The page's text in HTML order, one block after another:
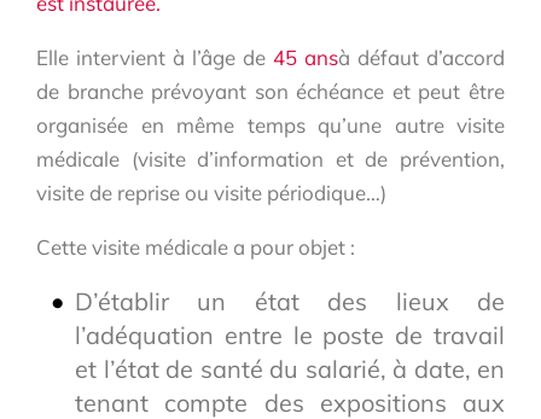
Elle intervient à l’âge de 45 ansà défaut d’accord
de branche prévoyant son échéance et peut être
organisée en même temps qu’une autre visite
médicale (visite d’information et de prévention,
visite de reprise ou visite périodique…)
Cette visite médicale a pour objet :
D’établir un état des lieux de
l’adéquation entre le poste de travail
et l’état de santé du salarié, à date, en
tenant compte des expositions aux